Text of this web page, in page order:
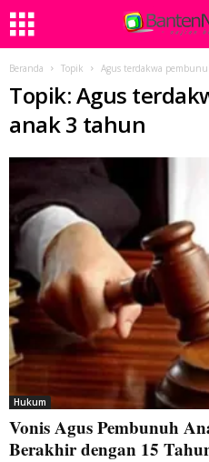
Beranda Topik Agus terdakwa
Topik: Agus
anak 3 tahun
Hukum
Vonis Agus Pembunuh
Berakhir dengan 15